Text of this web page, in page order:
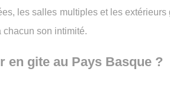
les salles multiples et les
chacun son intimité.
en gite au Pays Basque ?